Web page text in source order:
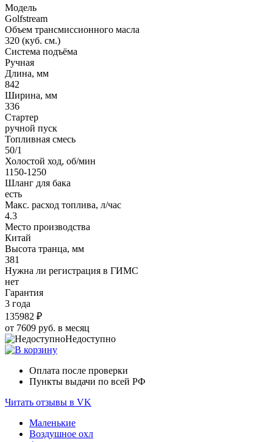
Модель
Golfstream
Объем трансмиссионного масла
320 (куб. см.)
Система подъёма
Ручная
Длина, мм
842
Ширина, мм
336
Стартер
ручной пуск
Топливная смесь
50/1
Холостой ход, об/мин
1150-1250
Шланг для бака
есть
Макс. расход топлива, л/час
4.3
Место производства
Китай
Высота транца, мм
381
Нужна ли регистрация в ГИМС
нет
Гарантия
3 года
135982 ₽
от 7609 руб. в месяц
Недоступно
Оплата после проверки
Пункты выдачи по всей РФ
Читать отзывы в VK
Маленькие
Воздушное охл